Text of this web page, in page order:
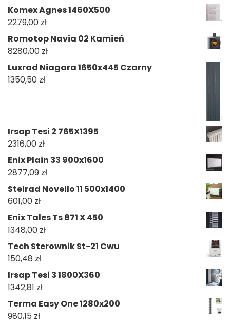
Komex Agnes 1460X500
2279,00 zł
Romotop Navia 02 Kamień
8280,00 zł
Luxrad Niagara 1650x445 Czarny
1350,50 zł
Irsap Tesi 2 765X1395
2316,00 zł
Enix Plain 33 900x1600
2877,09 zł
Stelrad Novello 11 500x1400
601,00 zł
Enix Tales Ts 871 X 450
1348,00 zł
Tech Sterownik St-21 Cwu
150,48 zł
Irsap Tesi 3 1800X360
1342,81 zł
Terma Easy One 1280x200
980,15 zł